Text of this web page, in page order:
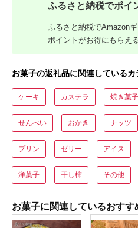
ふるさと納税でポイ
ふるさと納税でAmazon
ポイントがお得にもらえ
お菓子の返礼品に関連しているカ
ケーキ カステラ 焼き菓子
せんべい おかき ナッツ
プリン ゼリー アイス
洋菓子 干し柿 その他
お菓子に関連しているおすす